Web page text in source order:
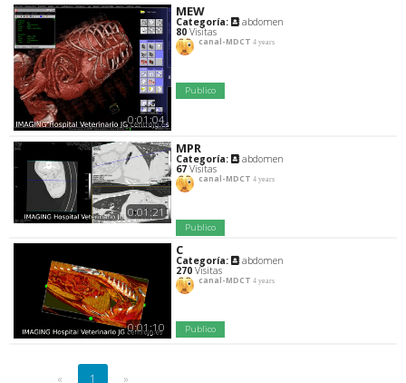
0:01:04
MEW
Categoría: abdomen
80 Visitas
canal-MDCT 4 years
Publico
0:01:21
MPR
Categoría: abdomen
67 Visitas
canal-MDCT 4 years
Publico
0:01:10
C
Categoría: abdomen
270 Visitas
canal-MDCT 4 years
Publico
« 1 »